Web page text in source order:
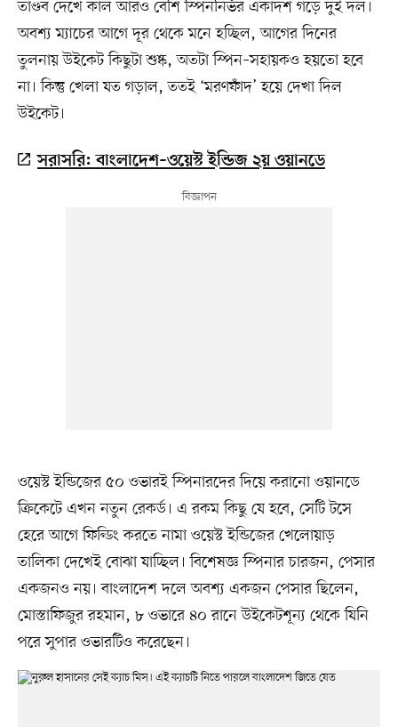
তাণ্ডব দেখে কাল আরও বেশি স্পিননির্ভর একাদশ গড়ে দুই দল।
অবশ্য ম্যাচের আগে দূর থেকে মনে হচ্ছিল, আগের দিনের
তুলনায় উইকেট কিছুটা শুষ্ক, অতটা স্পিন–সহায়কও হয়তো হবে
না। কিন্তু খেলা যত গড়াল, ততই ‘মরণফাঁদ’ হয়ে দেখা দিল
উইকেট।
সরাসরি: বাংলাদেশ–ওয়েস্ট ইন্ডিজ ২য় ওয়ানডে
ওয়েস্ট ইন্ডিজের ৫০ ওভারই স্পিনারদের দিয়ে করানো ওয়ানডে
ক্রিকেটে এখন নতুন রেকর্ড। এ রকম কিছু যে হবে, সেটি টসে
হেরে আগে ফিল্ডিং করতে নামা ওয়েস্ট ইন্ডিজের খেলোয়াড়
তালিকা দেখেই বোঝা যাচ্ছিল। বিশেষজ্ঞ স্পিনার চারজন, পেসার
একজনও নয়। বাংলাদেশ দলে অবশ্য একজন পেসার ছিলেন,
মোস্তাফিজুর রহমান, ৮ ওভারে ৪০ রানে উইকেটশূন্য থেকে যিনি
পরে সুপার ওভারটিও করেছেন।